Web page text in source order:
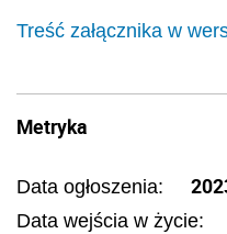
Treść załącznika w
Metryka
Data ogłoszenia:
Data wejścia w życie: